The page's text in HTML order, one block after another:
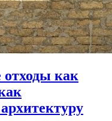
отходы как